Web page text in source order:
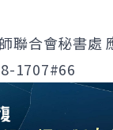
聯合會秘書處
1707#66